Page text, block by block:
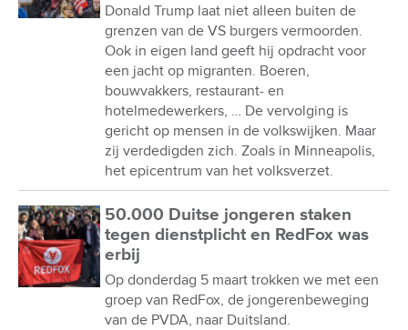
Donald Trump laat niet alleen buiten de
grenzen van de VS burgers vermoorden.
Ook in eigen land geeft hij opdracht voor
een jacht op migranten. Boeren,
bouwvakkers, restaurant- en
hotelmedewerkers, … De vervolging is
gericht op mensen in de volkswijken. Maar
zij verdedigden zich. Zoals in Minneapolis,
het epicentrum van het volksverzet.
50.000 Duitse jongeren staken
tegen dienstplicht en RedFox was
erbij
Op donderdag 5 maart trokken we met een
groep van RedFox, de jongerenbeweging
van de PVDA, naar Duitsland.